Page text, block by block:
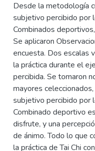
Desde la metodología
subjetivo percibido por
Combinados
Se aplicaron
encuesta. Dos escalas
la práctica durante el
percibida. Se tomaron
mayores
subjetivo percibido por
Combinado deportivo
disfrute, y una
de ánimo. Todo lo que
la práctica de Tai Chi